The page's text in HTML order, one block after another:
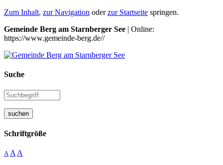
Zum Inhalt, zur Navigation oderzur Startseite springen.
Gemeinde Berg am Starnberger See | Online:
https://www.gemeinde-berg.de//
Suche
suchen
Schriftgröße
A A A